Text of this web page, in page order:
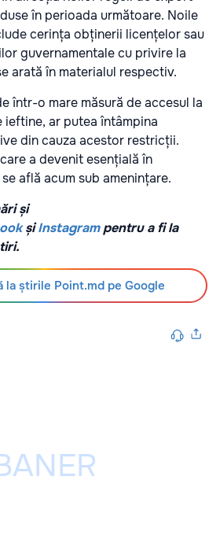
în perioada următoare. Noile
cerința obținerii licențelor sau
guvernamentale cu privire la
arată în materialul respectiv.
într-o mare măsură de accesul la
ieftine, ar putea întâmpina
din cauza acestor restricții.
a devenit esențială în
află acum sub amenințare.
și
șiInstagrampentru a fi la
la știrile Point.md pe Google